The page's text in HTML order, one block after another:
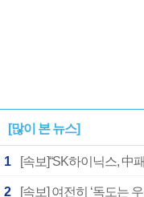
[많이 본 뉴스]
1 [속보]“SK하이닉스, 中
2